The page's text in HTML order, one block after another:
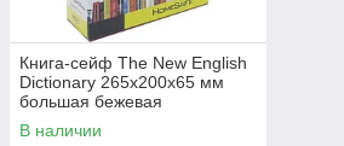
Книга-сейф The New English
Dictionary 265х200х65 мм
большая бежевая
В наличии